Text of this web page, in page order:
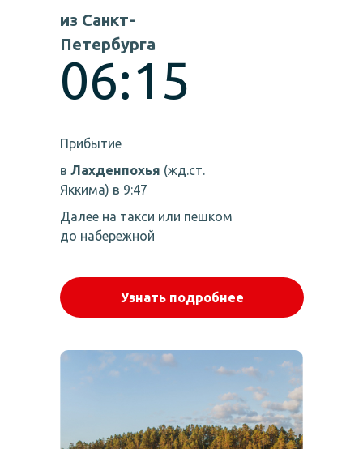
из Санкт-
Петербурга
06:15
Прибытие
в Лахденпохья (жд.ст.
Яккима) в 9:47
Далее на такси или пешком
до набережной
Узнать подробнее